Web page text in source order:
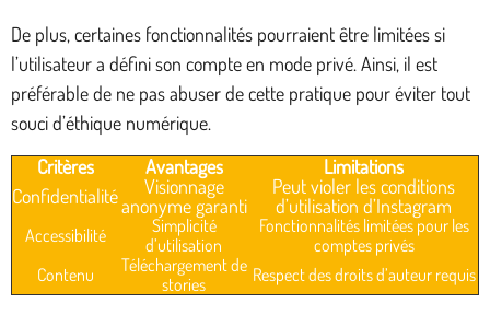
De plus, certaines fonctionnalités pourraient être limitées si
l’utilisateur a défini son compte en mode privé. Ainsi, il est
préférable de ne pas abuser de cette pratique pour éviter tout
souci d’éthique numérique.
Critères
Avantages
Limitations
Confidentialité
Visionnage
anonyme garanti
Peut violer les conditions
d’utilisation d’Instagram
Accessibilité
Simplicité
d’utilisation
Fonctionnalités limitées pour les
comptes privés
Contenu
Téléchargement de
stories
Respect des droits d’auteur requis